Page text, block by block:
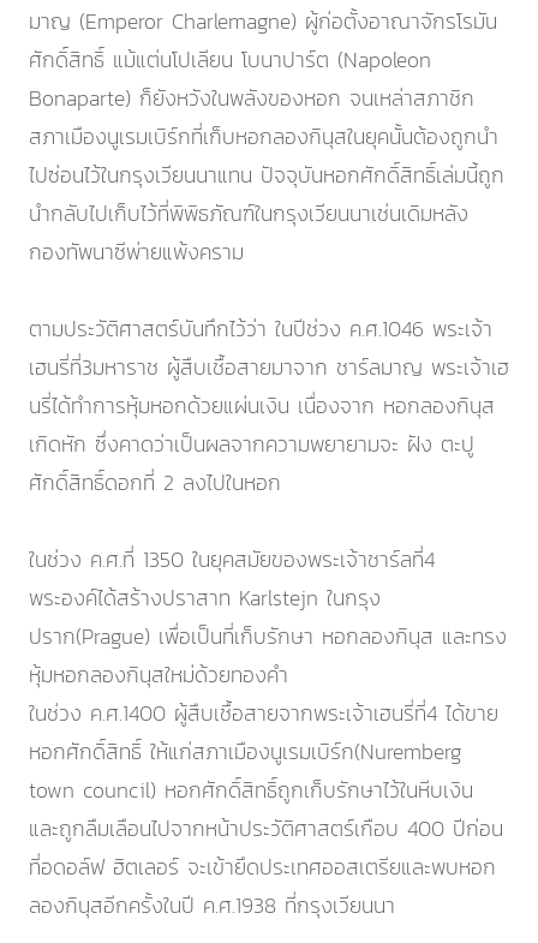
มาญ (Emperor Charlemagne) ผู้ก่อตั้งอาณาจักรโรมัน
ศักดิ์สิทธิ์ แม้แต่นโปเลียน โบนาปาร์ต (Napoleon
Bonaparte) ก็ยังหวังในพลังของหอก จนเหล่าสภาชิก
สภาเมืองนูเรมเบิร์กที่เก็บหอกลองกินุสในยุคนั้นต้องถูกนำ
ไปซ่อนไว้ในกรุงเวียนนาแทน ปัจจุบันหอกศักดิ์สิทธิ์เล่มนี้ถูก
นำกลับไปเก็บไว้ที่พิพิธภัณฑ์ในกรุงเวียนนาเช่นเดิมหลัง
กองทัพนาซีพ่ายแพ้งคราม
ตามประวัติศาสตร์บันทึกไว้ว่า ในปีช่วง ค.ศ.1046 พระเจ้า
เฮนรี่ที่3มหาราช ผู้สืบเชื้อสายมาจาก ชาร์ลมาญ พระเจ้าเฮ
นรี่ได้ทำการหุ้มหอกด้วยแผ่นเงิน เนื่องจาก หอกลองกินุส
เกิดหัก ซึ่งคาดว่าเป็นผลจากความพยายามจะ ฝัง ตะปู
ศักดิ์สิทธิ์ดอกที่ 2 ลงไปในหอก
ในช่วง ค.ศ.ที่ 1350 ในยุคสมัยของพระเจ้าชาร์ลที่4
พระองค์ได้สร้างปราสาท Karlstejn ในกรุง
ปราก(Prague) เพื่อเป็นที่เก็บรักษา หอกลองกินุส และทรง
หุ้มหอกลองกินุสใหม่ด้วยทองคำ
ในช่วง ค.ศ.1400 ผู้สืบเชื้อสายจากพระเจ้าเฮนรี่ที่4 ได้ขาย
หอกศักดิ์สิทธิ์ ให้แก่สภาเมืองนูเรมเบิร์ก(Nuremberg
town council) หอกศักดิ์สิทธิ์ถูกเก็บรักษาไว้ในหีบเงิน
และถูกลืมเลือนไปจากหน้าประวัติศาสตร์เกือบ 400 ปีก่อน
ที่อดอล์ฟ ฮิตเลอร์ จะเข้ายึดประเทศออสเตรียและพบหอก
ลองกินุสอีกครั้งในปี ค.ศ.1938 ที่กรุงเวียนนา